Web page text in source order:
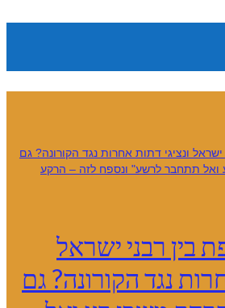
בין רבני ישראל
נגד הקורונה? גם